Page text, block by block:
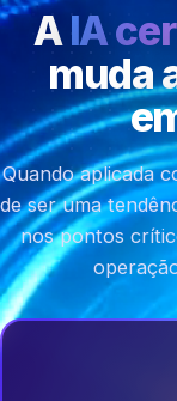
AIA
muda
Quando aplicada
de ser uma
nos pontos